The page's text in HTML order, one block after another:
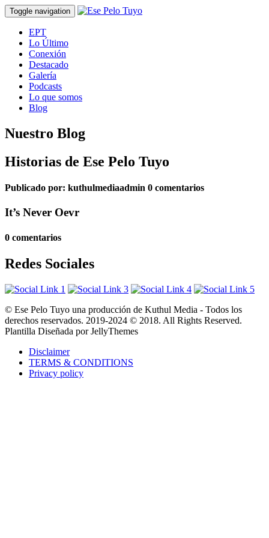
Toggle navigation
EPT
Lo Último
Conexión
Destacado
Galería
Podcasts
Lo que somos
Blog
Nuestro Blog
Historias de Ese Pelo Tuyo
Publicado por: kuthulmediaadmin 0 comentarios
It’s Never Oevr
0 comentarios
Redes Sociales
© Ese Pelo Tuyo una producción de Kuthul Media - Todos los
derechos reservados. 2019-2024 © 2018. All Rights Reserved.
Plantilla Diseñada por JellyThemes
Disclaimer
TERMS & CONDITIONS
Privacy policy